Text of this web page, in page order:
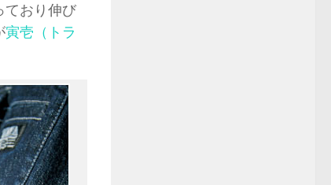
ており伸び
寅壱（トラ